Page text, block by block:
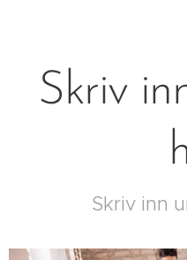
Skriv
Skriv inn